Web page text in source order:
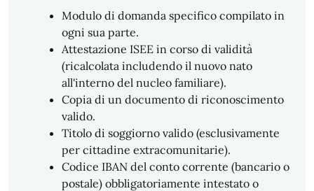
Modulo di domanda specifico compilato in
ogni sua parte.
Attestazione ISEE in corso di validità
(ricalcolata includendo il nuovo nato
all'interno del nucleo familiare).
Copia di un documento di riconoscimento
valido.
Titolo di soggiorno valido (esclusivamente
per cittadine extracomunitarie).
Codice IBAN del conto corrente (bancario o
postale) obbligatoriamente intestato o